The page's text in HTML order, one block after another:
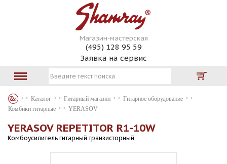
Магазин-мастерская
(495) 128 95 59
Заявка на сервис
Каталог Гитарный магазин
Гитарное оборудование
Комбики гитарные
YERASOV
YERASOV REPETITOR R1-10W
Комбоусилитель гитарный транзисторный